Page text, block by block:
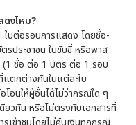
ดงไหม?
บต่อรอบการแสดง โดยชื่อ-
ประชาชน ใบขับขี่ หรือพาส
(1 ชื่อ ต่อ 1 บัตร ต่อ 1 รอบ
ตกต่างกันในแต่ละใบ
อนให้ผู้อื่นได้ไม่ว่ากรณีใด ๆ
วกัน หรือไม่ตรงกับเอกสารที่